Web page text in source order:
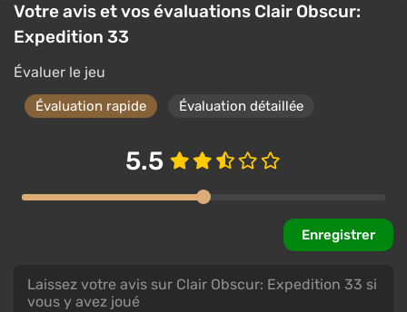
Votre avis et vos évaluations Clair Obscur:
Expedition 33
Évaluer le jeu
Évaluation rapide Évaluation détaillée
5.5
Enregistrer